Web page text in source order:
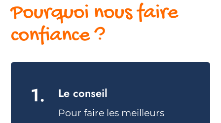
Pourquoi nous faire
confiance ?
1. Le conseil
Pour faire les meilleurs